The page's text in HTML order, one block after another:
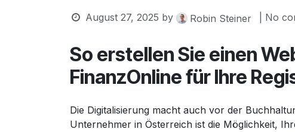
August 27, 2025 by Robin Steiner | No
So erstellen Sie einen
FinanzOnline für Ihre
Die Digitalisierung macht auch vor der
Unternehmer in Österreich ist die Möglichkeit,